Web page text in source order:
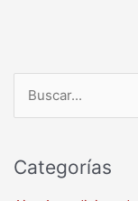
c
Categorías